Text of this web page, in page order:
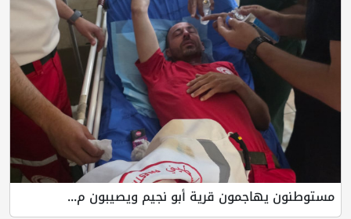
مستوطنون يهاجمون قرية أبو نجيم ويصيبون م...